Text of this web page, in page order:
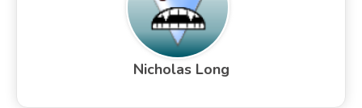
Nicholas Long